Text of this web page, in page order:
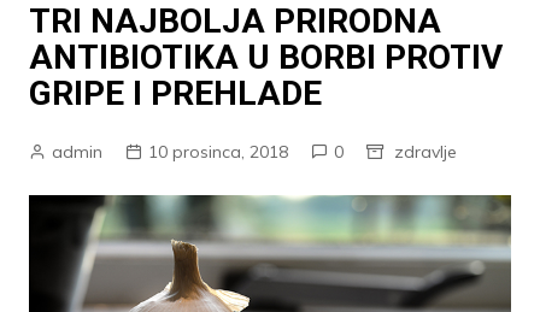
TRI NAJBOLJA PRIRODNA
ANTIBIOTIKA U BORBI PROTIV
GRIPE I PREHLADE
admin 10 prosinca, 2018 0 zdravlje